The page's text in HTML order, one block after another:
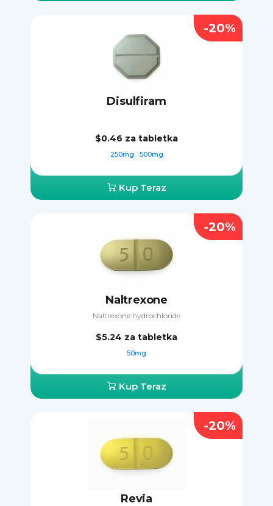
Disulfiram
$0.46 za tabletka
250mg 500mg
Kup Teraz
-20%
Naltrexone
Naltrexone hydrochloride
$5.24 za tabletka
50mg
Kup Teraz
-20%
Revia
-20%